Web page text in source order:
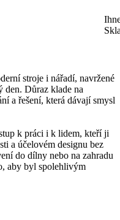
stroje i nářadí, navržené
den. Důraz klade na
a řešení, která dávají smysl
k práci i k lidem, kteří ji
a účelovém designu bez
do dílny nebo na zahradu
aby byl spolehlivým